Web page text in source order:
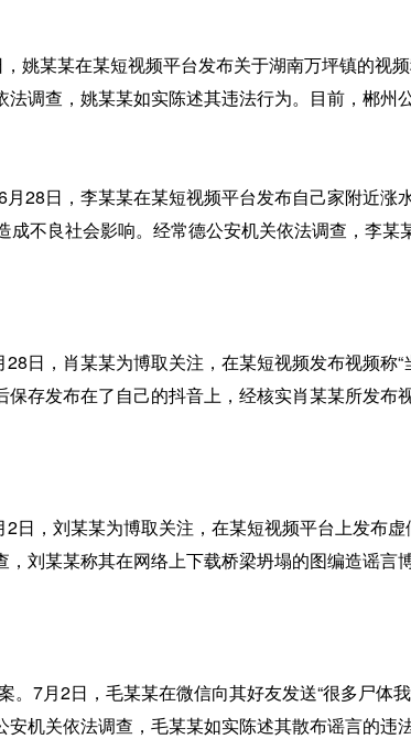
某某在某短视频平台发布关于湖南万坪镇的视频
调查，姚某某如实陈述其违法行为。目前，郴州
日，李某某在某短视频平台发布自己家附近涨
不良社会影响。经常德公安机关依法调查，李
，肖某某为博取关注，在某短视频发布视频称
存发布在了自己的抖音上，经核实肖某某所发
，刘某某为博取关注，在某短视频平台上发布虚
刘某某称其在网络上下载桥梁坍塌的图编造谣
7月2日，毛某某在微信向其好友发送“很多尸体
机关依法调查，毛某某如实陈述其散布谣言的